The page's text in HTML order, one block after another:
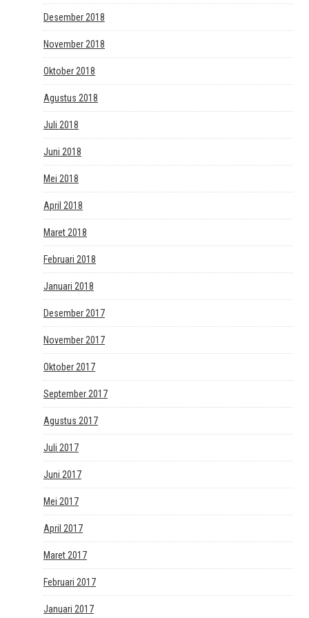
Desember 2018
November 2018
Oktober 2018
Agustus 2018
Juli 2018
Juni 2018
Mei 2018
April 2018
Maret 2018
Februari 2018
Januari 2018
Desember 2017
November 2017
Oktober 2017
September 2017
Agustus 2017
Juli 2017
Juni 2017
Mei 2017
April 2017
Maret 2017
Februari 2017
Januari 2017